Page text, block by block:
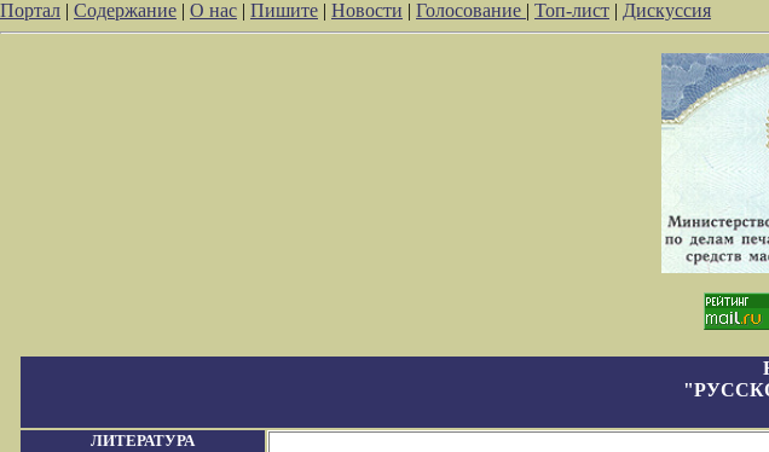
Портал | Содержание | О нас | Пишите | Новости | Голосование | Топ-лист | Дискуссия
ЛИТЕРАТУРА